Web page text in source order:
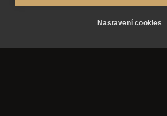
Nastavení cookies